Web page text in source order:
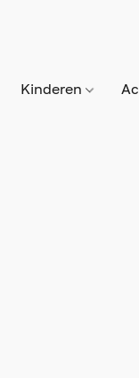
Kinderen